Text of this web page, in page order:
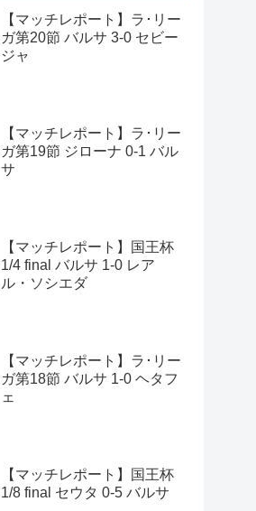
【マッチレポート】ラ･リー
ガ第20節 バルサ 3-0 セビー
ジャ
【マッチレポート】ラ･リー
ガ第19節 ジローナ 0-1 バル
サ
【マッチレポート】国王杯
1/4 final バルサ 1-0 レア
ル・ソシエダ
【マッチレポート】ラ･リー
ガ第18節 バルサ 1-0 ヘタフ
ェ
【マッチレポート】国王杯
1/8 final セウタ 0-5 バルサ